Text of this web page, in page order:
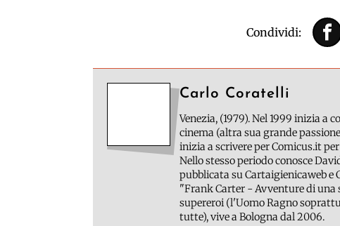
Condividi:
Carlo Coratelli
Venezia, (1979). Nel 1999 inizia
cinema (altra sua grande
inizia a scrivere per Comicus.it
Nello stesso periodo conosce
pubblicata su Cartaigienicaweb e
"Frank Carter - Avventure di una
supereroi (l'Uomo Ragno
tutte), vive a Bologna dal 2006.